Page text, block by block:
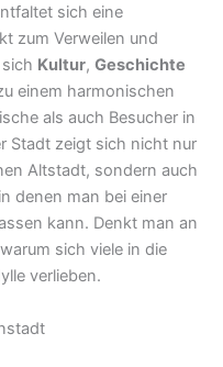
sich eine
zum Verweilen und
Kultur,Geschichte
einem harmonischen
als auch Besucher in
Stadt zeigt sich nicht nur
Altstadt, sondern auch
denen man bei einer
kann. Denkt man an
sich viele in die
verlieben.